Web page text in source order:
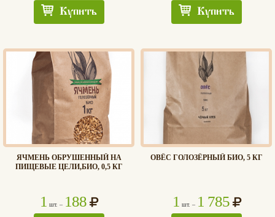
Купить Купить
ЯЧМЕНЬ ОБРУШЕННЫЙ НА
ПИЩЕВЫЕ ЦЕЛИ,БИО, 0,5 КГ
1 шт. – 188
ОВЁС ГОЛОЗЁРНЫЙ БИО, 5 КГ
1 шт. – 1 785